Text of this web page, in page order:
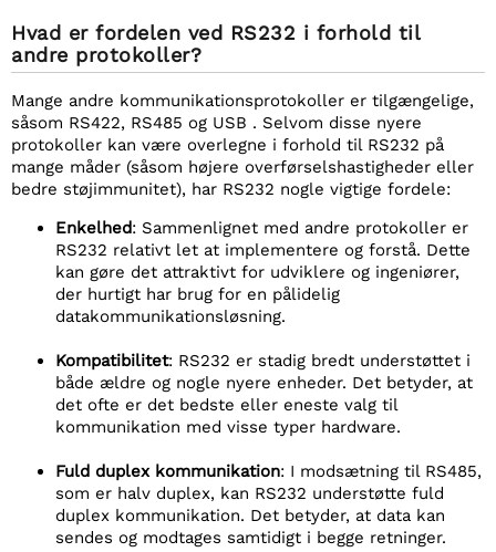
Hvad er fordelen ved RS232 i forhold til
andre protokoller?
Mange andre kommunikationsprotokoller er tilgængelige,
såsom RS422, RS485 og USB . Selvom disse nyere
protokoller kan være overlegne i forhold til RS232 på
mange måder (såsom højere overførselshastigheder eller
bedre støjimmunitet), har RS232 nogle vigtige fordele:
Enkelhed: Sammenlignet med andre protokoller er
RS232 relativt let at implementere og forstå. Dette
kan gøre det attraktivt for udviklere og ingeniører,
der hurtigt har brug for en pålidelig
datakommunikationsløsning.
Kompatibilitet: RS232 er stadig bredt understøttet i
både ældre og nogle nyere enheder. Det betyder, at
det ofte er det bedste eller eneste valg til
kommunikation med visse typer hardware.
Fuld duplex kommunikation: I modsætning til RS485,
som er halv duplex, kan RS232 understøtte fuld
duplex kommunikation. Det betyder, at data kan
sendes og modtages samtidigt i begge retninger.